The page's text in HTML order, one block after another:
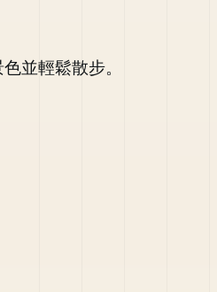
並輕鬆散步。